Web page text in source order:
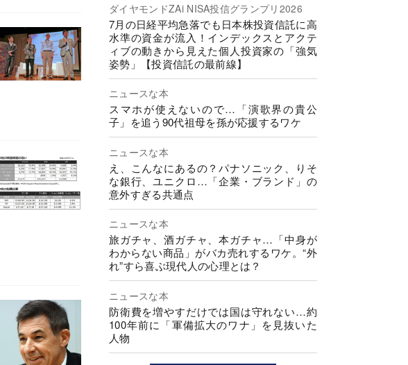
ダイヤモンドZAi NISA投信グランプリ2026
7月の日経平均急落でも日本株投資信託に高
水準の資金が流入！インデックスとアクテ
ィブの動きから見えた個人投資家の「強気
姿勢」【投資信託の最前線】
ニュースな本
スマホが使えないので…「演歌界の貴公
子」を追う90代祖母を孫が応援するワケ
ニュースな本
え、こんなにあるの？パナソニック、りそ
な銀行、ユニクロ…「企業・ブランド」の
意外すぎる共通点
ニュースな本
旅ガチャ、酒ガチャ、本ガチャ…「中身が
わからない商品」がバカ売れするワケ。“外
れ”すら喜ぶ現代人の心理とは？
ニュースな本
防衛費を増やすだけでは国は守れない…約
100年前に「軍備拡大のワナ」を見抜いた
人物